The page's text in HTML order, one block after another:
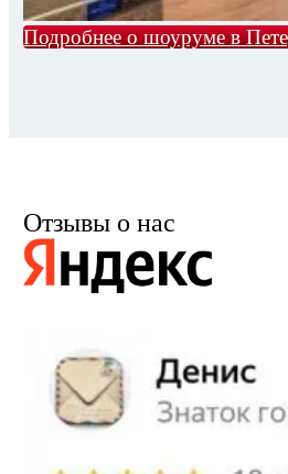
Подробнее о шоуруме в
Отзывы о нас